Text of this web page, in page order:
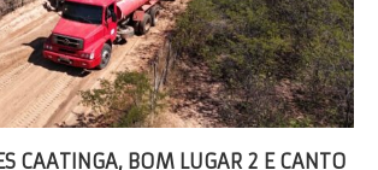
CAATINGA, BOM LUGAR 2 E CANTO